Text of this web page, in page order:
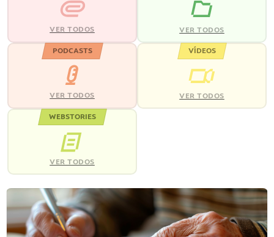
VER TODOS VER TODOS
PODCASTS
VER TODOS
VÍDEOS
VER TODOS
WEBSTORIES
VER TODOS